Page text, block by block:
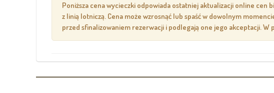
Poniższa cena wycieczki odpowiada ostatniej aktualizacji online
z linią lotniczą. Cena może wzrosnąć lub spaść w dowolnym
przed sfinalizowaniem rezerwacji i podlegają one jego akceptacji.